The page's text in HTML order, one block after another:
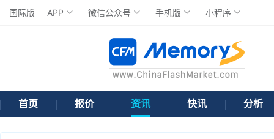
国际版 APP 微信公众号 手机版 小程序
首页 报价 资讯 快讯 分析